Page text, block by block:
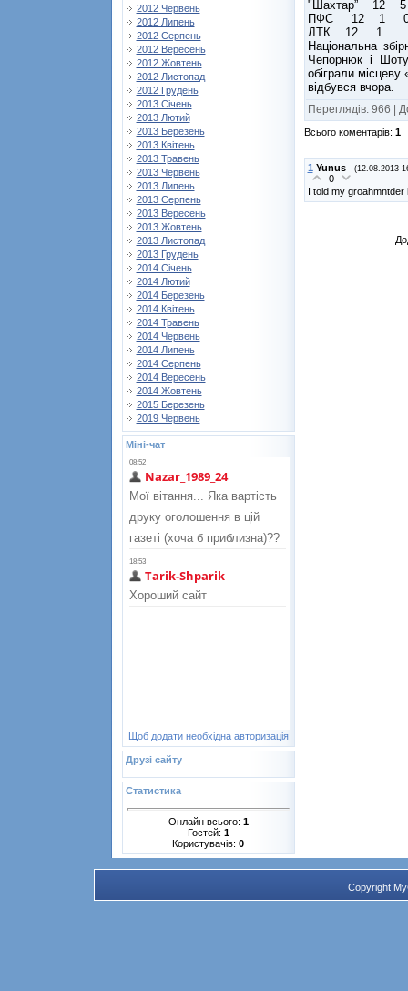
2012 Червень
2012 Липень
2012 Серпень
2012 Вересень
2012 Жовтень
2012 Листопад
2012 Грудень
2013 Січень
2013 Лютий
2013 Березень
2013 Квітень
2013 Травень
2013 Червень
2013 Липень
2013 Серпень
2013 Вересень
2013 Жовтень
2013 Листопад
2013 Грудень
2014 Січень
2014 Лютий
2014 Березень
2014 Квітень
2014 Травень
2014 Червень
2014 Липень
2014 Серпень
2014 Вересень
2014 Жовтень
2015 Березень
2019 Червень
Міні-чат
Щоб додати необхідна авторизація
Друзі сайту
Статистика
Онлайн всього: 1
Гостей: 1
Користувачів: 0
"Шахтар”
ПФС 12 1
ЛТК 12 1
Національна
Чепорнюк і
обіграли
відбувся вчора.
Переглядів: 966 |
Всього коментарів: 1
1 Yunus (12.08.2013
0
I told my
Copyright